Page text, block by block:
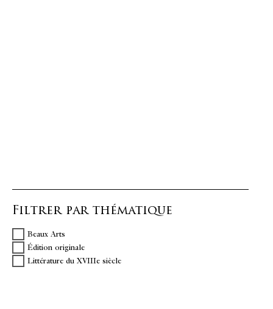
Filtrer par thématique
Beaux Arts
Édition originale
Littérature du XVIIIe siècle